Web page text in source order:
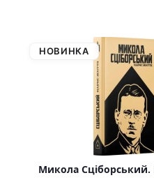
НОВИНКА
Микола